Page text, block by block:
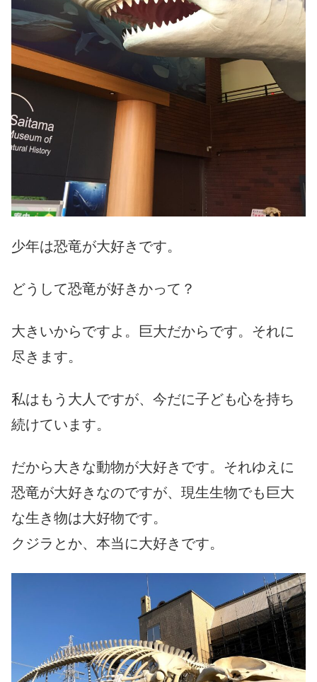
少年は恐竜が大好きです。
どうして恐竜が好きかって？
大きいからですよ。巨大だからです。それに
尽きます。
私はもう大人ですが、今だに子ども心を持ち
続けています。
だから大きな動物が大好きです。それゆえに
恐竜が大好きなのですが、現生生物でも巨大
な生き物は大好物です。
クジラとか、本当に大好きです。